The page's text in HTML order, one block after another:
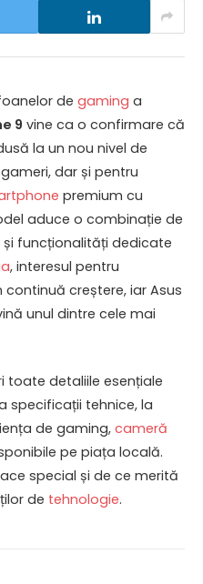
de gaming a
9 vine ca o confirmare că
la un nou nivel de
dar și pentru
premium cu
aduce o combinație de
și funcționalități dedicate
, interesul pentru
continuă creștere, iar Asus
unul dintre cele mai
toate detaliile esențiale
specificații tehnice, la
de gaming,cameră
pe piața locală.
special și de ce merită
de tehnologie.